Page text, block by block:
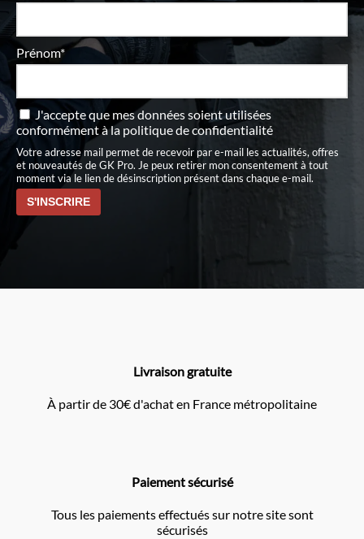
Prénom*
J'accepte que mes données soient utilisées
conformément àla politique de confidentialité
Votre adresse mail permet de recevoir par e-mail les actualités, offres
et nouveautés de GK Pro. Je peux retirer mon consentement à tout
moment via le lien de désinscription présent dans chaque e-mail.
Livraison gratuite
À partir de 30€ d'achat en France métropolitaine
Paiement sécurisé
Tous les paiements effectués sur notre site sont
sécurisés